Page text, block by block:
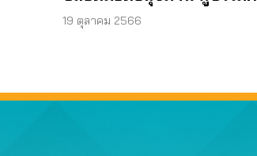
ต้องสังเกตฉลากอะไรบ้าง
19 ตุลาคม 2566